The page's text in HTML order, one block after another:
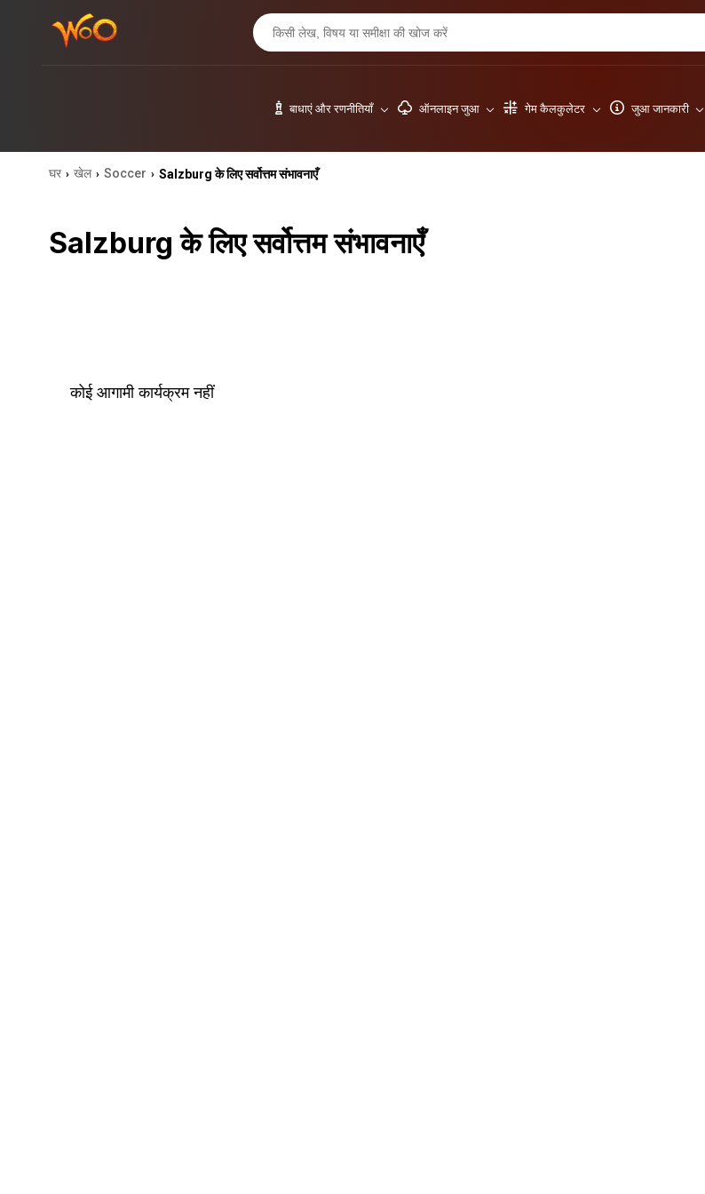
बाधाएं और रणनीतियाँ ऑनलाइन जुआ गेम कैलकुलेटर जुआ जानकारी
घर › खेल › Soccer › Salzburg के लिए सर्वोत्तम संभावनाएँ
Salzburg के लिए सर्वोत्तम संभावनाएँ
कोई आगामी कार्यक्रम नहीं